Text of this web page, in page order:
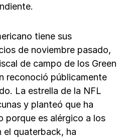
tiene sus
de noviembre pasado,
de campo de los Green
reconoció públicamente
La estrella de la NFL
y planteó que ha
porque es alérgico a los
el quaterback, ha